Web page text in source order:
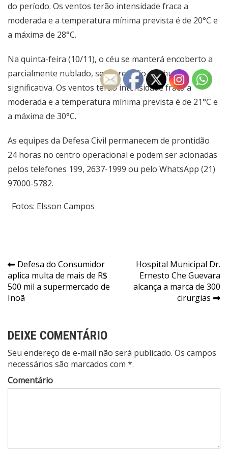
do período. Os ventos terão intensidade fraca a
moderada e a temperatura mínima prevista é de 20°C e
a máxima de 28°C.
Na quinta-feira (10/11), o céu se manterá encoberto a
parcialmente nublado, sem previsão de chuva
significativa. Os ventos terão intensidade fraca a
moderada e a temperatura mínima prevista é de 21°C e
a máxima de 30°C.
As equipes da Defesa Civil permanecem de prontidão
24 horas no centro operacional e podem ser acionadas
pelos telefones 199, 2637-1999 ou pelo WhatsApp (21)
97000-5782.
Fotos: Elsson Campos
Navegação
de
Post
Defesa do Consumidor
aplica multa de mais de R$
500 mil a supermercado de
Inoã
Hospital Municipal Dr.
Ernesto Che Guevara
alcança a marca de 300
cirurgias
DEIXE COMENTÁRIO
Seu endereço de e-mail não será publicado. Os campos
necessários são marcados com *.
Comentário